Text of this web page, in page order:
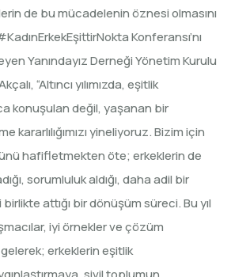
de bu mücadelenin öznesi olmasını
Konferansı’nı
Yanındayız Derneği Yönetim Kurulu
“Altıncı yılımızda, eşitlik
konuşulan değil, yaşanan bir
kararlılığımızı yineliyoruz. Bizim için
hafifletmekten öte; erkeklerin de
sorumluluk aldığı, daha adil bir
attığı bir dönüşüm süreci. Bu yıl
iyi örnekler ve çözüm
erkeklerin eşitlik